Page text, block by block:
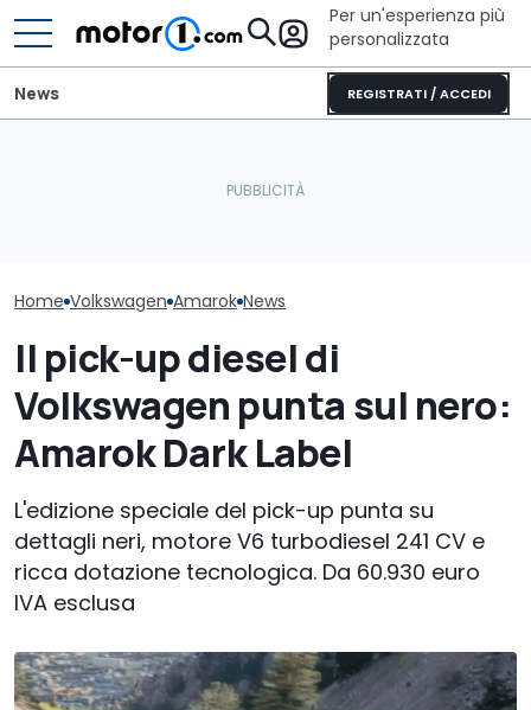
Per un'esperienza più
personalizzata
REGISTRATI / ACCEDI
News
Home Volkswagen Amarok News
Il pick-up diesel di
Volkswagen punta sul nero:
Amarok Dark Label
L'edizione speciale del pick-up punta su
dettagli neri, motore V6 turbodiesel 241 CV e
ricca dotazione tecnologica. Da 60.930 euro
IVA esclusa